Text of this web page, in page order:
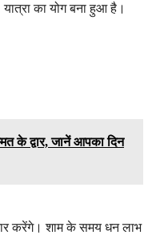
का योग बना हुआ है।
के द्वार, जानें आपका दिन
करेंगे। शाम के समय धन लाभ